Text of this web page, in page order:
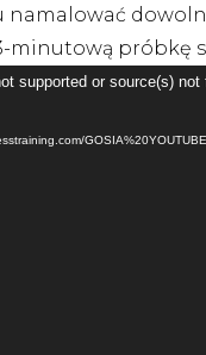
namalować
minutową próbkę
supported or source(s) not